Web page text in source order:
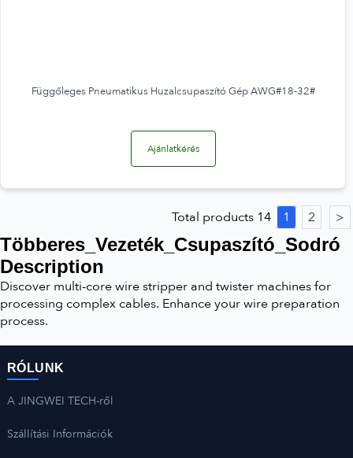
Függőleges Pneumatikus Huzalcsupaszító Gép AWG#18-32#
Ajánlatkérés
Total products 14 1 2 >
Többeres_Vezeték_Csupaszító_Sodró
Description
Discover multi-core wire stripper and twister machines for
processing complex cables. Enhance your wire preparation
process.
RÓLUNK
A JINGWEI TECH-ről
Szállítási Információk